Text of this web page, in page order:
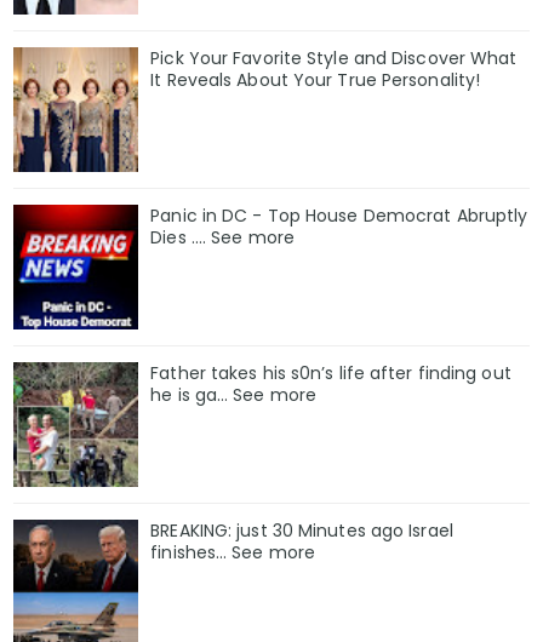
Pick Your Favorite Style and Discover What
It Reveals About Your True Personality!
Panic in DC - Top House Democrat Abruptly
Dies .... See more
Father takes his s0n’s life after finding out
he is ga… See more
BREAKING: just 30 Minutes ago Israel
finishes… See more